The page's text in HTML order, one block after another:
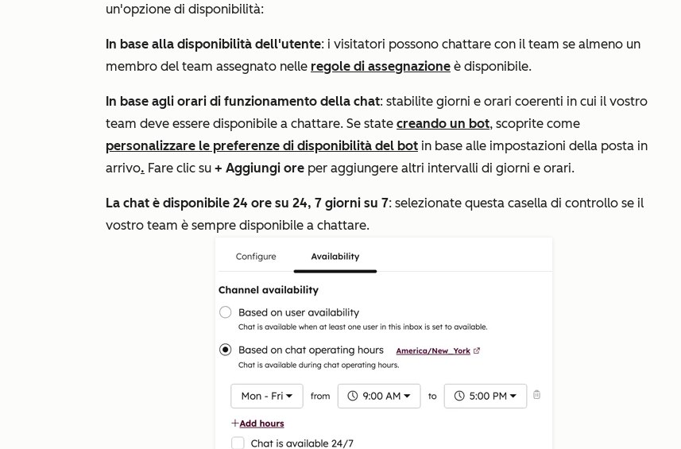
un'opzione di disponibilità:
In base alla disponibilità dell'utente: i visitatori possono chattare con il team se almeno un
membro del team assegnato nelle regole di assegnazione è disponibile.
In base agli orari di funzionamento della chat: stabilite giorni e orari coerenti in cui il vostro
team deve essere disponibile a chattare. Se state creando un bot, scoprite come
personalizzare le preferenze di disponibilità del bot in base alle impostazioni della posta in
arrivo. Fare clic su + Aggiungi ore per aggiungere altri intervalli di giorni e orari.
La chat è disponibile 24 ore su 24, 7 giorni su 7: selezionate questa casella di controllo se il
vostro team è sempre disponibile a chattare.